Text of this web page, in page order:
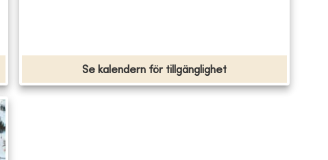
Se kalendern för tillgänglighet